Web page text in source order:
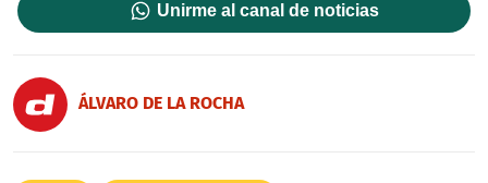
Unirme al canal de noticias
ÁLVARO DE LA ROCHA